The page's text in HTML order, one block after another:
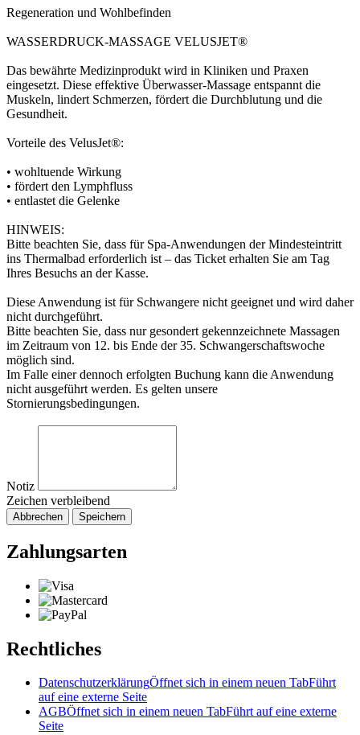
Regeneration und Wohlbefinden
WASSERDRUCK-MASSAGE VELUSJET®
Das bewährte Medizinprodukt wird in Kliniken und Praxen
eingesetzt. Diese effektive Überwasser-Massage entspannt die
Muskeln, lindert Schmerzen, fördert die Durchblutung und die
Gesundheit.
Vorteile des VelusJet®:
• wohltuende Wirkung
• fördert den Lymphfluss
• entlastet die Gelenke
HINWEIS:
Bitte beachten Sie, dass für Spa-Anwendungen der Mindesteintritt
ins Thermalbad erforderlich ist – das Ticket erhalten Sie am Tag
Ihres Besuchs an der Kasse.
Diese Anwendung ist für Schwangere nicht geeignet und wird daher
nicht durchgeführt.
Bitte beachten Sie, dass nur gesondert gekennzeichnete Massagen
im Zeitraum von 12. bis Ende der 35. Schwangerschaftswoche
möglich sind.
Im Falle einer dennoch erfolgten Buchung kann die Anwendung
nicht ausgeführt werden. Es gelten unsere
Stornierungsbedingungen.
Notiz
Zeichen verbleibend
Abbrechen Speichern
Zahlungsarten
Rechtliches
DatenschutzerklärungÖffnet sich in einem neuen TabFührt
auf eine externe Seite
AGBÖffnet sich in einem neuen TabFührt auf eine externe
Seite